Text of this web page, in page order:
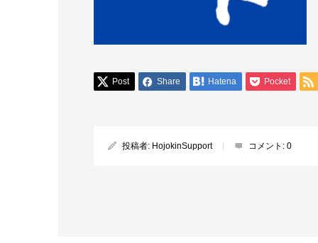
Post Share Hatena Pocket
投稿者: HojokinSupport コメント: 0